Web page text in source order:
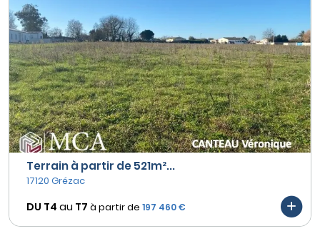
Terrain à partir de 521m²...
17120 Grézac
DU T4 au T7 à partir de 197 460 €